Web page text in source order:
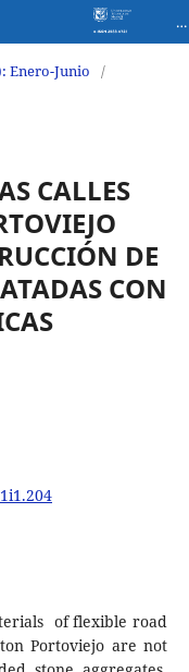
Revista de Investigaciones en Energía Medio Ambiente y Tecnología RIEMAT ISSN 2588-0721
Enero-Junio
/
CALLES
DE
CON
of flexible road
Portoviejo are not